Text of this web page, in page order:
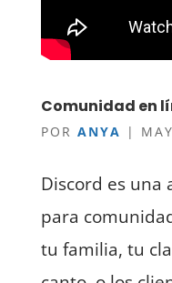
Comunidad en
POR ANYA |
Discord es una
para
tu familia, tu